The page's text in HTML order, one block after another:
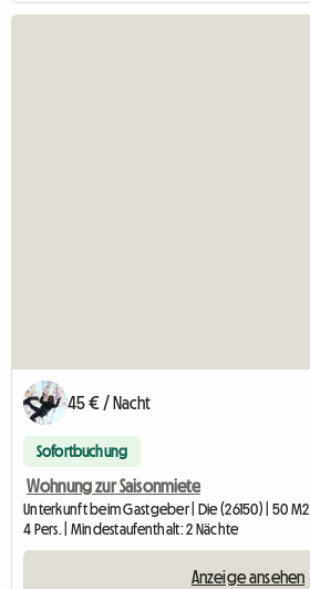
45 € / Nacht
Sofortbuchung
Wohnung zur Saisonmiete
Unterkunft beim Gastgeber | Die (26150) | 50 M2
4 Pers. | Mindestaufenthalt: 2 Nächte
Anzeige ansehen